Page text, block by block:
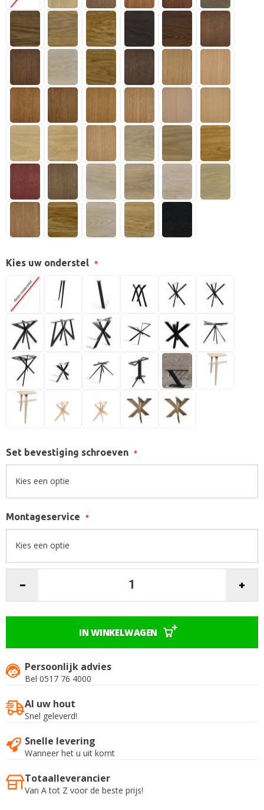
Kies uw onderstel
Set bevestiging schroeven
Montageservice
IN WINKELWAGEN
Persoonlijk advies
Bel 0517 76 4000
Al uw hout
Snel geleverd!
Snelle levering
Wanneer het u uit komt
Totaalleverancier
Van A tot Z voor de beste prijs!